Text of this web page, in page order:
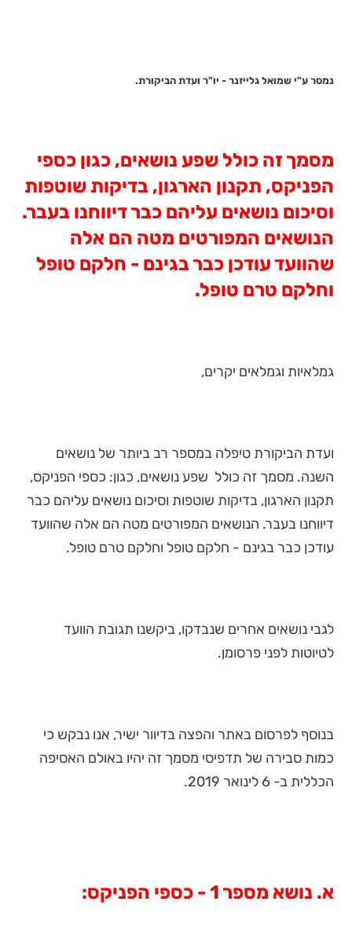
נמסר ע"י שמואל גלייזנר - יו"ר ועדת הביקורת.
מסמך זה כולל שפע נושאים, כגון כספי
הפניקס, תקנון הארגון, בדיקות שוטפות
וסיכום נושאים עליהם כבר דיווחנו בעבר.
הנושאים המפורטים מטה הם אלה
שהוועד עודכן כבר בגינם - חלקם טופל
וחלקם טרם טופל.
גמלאיות וגמלאים יקרים,
ועדת הביקורת טיפלה במספר רב ביותר של נושאים
השנה. מסמך זה כולל שפע נושאים, כגון: כספי הפניקס,
תקנון הארגון, בדיקות שוטפות וסיכום נושאים עליהם כבר
דיווחנו בעבר. הנושאים המפורטים מטה הם אלה שהוועד
עודכן כבר בגינם - חלקם טופל וחלקם טרם טופל.
לגבי נושאים אחרים שנבדקו, ביקשנו תגובת הוועד
לטיוטות לפני פרסומן.
בנוסף לפרסום באתר והפצה בדיוור ישיר, אנו נבקש כי
כמות סבירה של תדפיסי מסמך זה יהיו באולם האסיפה
הכללית ב- 6 לינואר 2019.
א. נושא מספר 1 - כספי הפניקס: